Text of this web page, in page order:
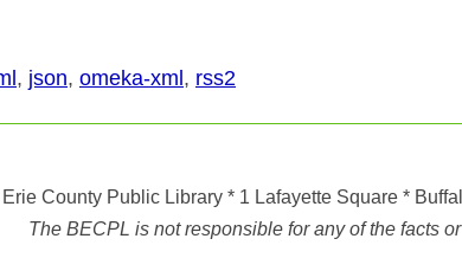
, json, omeka-xml, rss2
County Public Library * 1 Lafayette Square *
The BECPL is not responsible for any of the facts